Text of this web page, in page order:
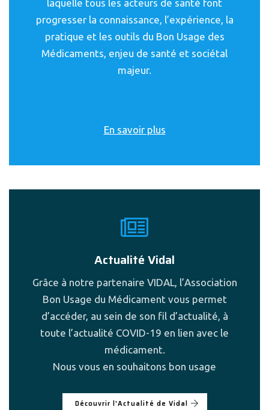
laquelle tous les acteurs de santé font
progresser la connaissance, l’expérience, la
pratique et les outils du Bon Usage des
Médicaments, enjeu de santé et sociétal
majeur.
En savoir plus
Actualité Vidal
Grâce à notre partenaire VIDAL, l’Association
Bon Usage du Médicament vous permet
d’accéder, au sein de son fil d’actualité, à
toute l’actualité COVID-19 en lien avec le
médicament.
Nous vous en souhaitons bon usage
Découvrir l'Actualité de Vidal